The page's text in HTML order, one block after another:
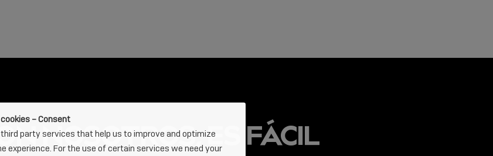
NOSOTROS, ES FÁCIL
– Consent
party services that help us to improve and optimize
experience. For the use of certain services we need your